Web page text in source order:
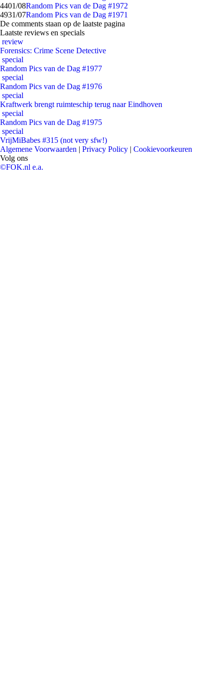
4401/08Random Pics van de Dag #1972
4931/07Random Pics van de Dag #1971
De comments staan op de laatste pagina
Laatste reviews en specials
review
Forensics: Crime Scene Detective
special
Random Pics van de Dag #1977
special
Random Pics van de Dag #1976
special
Kraftwerk brengt ruimteschip terug naar Eindhoven
special
Random Pics van de Dag #1975
special
VrijMiBabes #315 (not very sfw!)
Algemene Voorwaarden | Privacy Policy | Cookievoorkeuren
Volg ons
©FOK.nl e.a.